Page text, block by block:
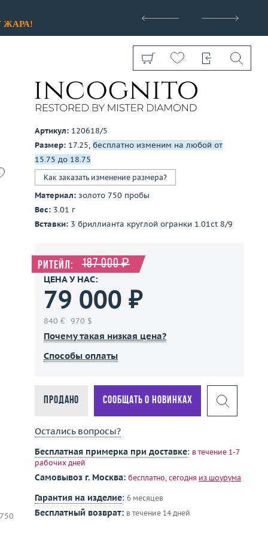
ЖАРА!
Показать все
Артикул: 120618/5
Размер: 17.25, бесплатно изменим на любой от
15.75 до 18.75
Как заказать изменение размера?
Материал: золото 750 пробы
Вес: 3.01 г
Вставки: 3 бриллианта круглой огранки 1.01ct 8/9
Ритейл: 187 000 ₽
ЦЕНА У НАС:
79 000 ₽
840 € 970 $
Почему такая низкая цена?
Способы оплаты
Продано Сообщать о новинках
Остались вопросы?
Бесплатная примерка при доставке: в течение 1-7
рабочих дней
Самовывоз г. Москва: бесплатно, сегодня из шоурума
Гарантия на изделие: 6 месяцев
Бесплатный возврат: в течение 14 дней